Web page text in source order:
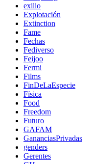
exilio
Explotación
Extinction
Fame
Fechas
Fediverso
Feijoo
Fermi
Films
FinDeLaEspecie
Física
Food
Freedom
Futuro
GAFAM
GananciasPrivadas
genders
Gerentes